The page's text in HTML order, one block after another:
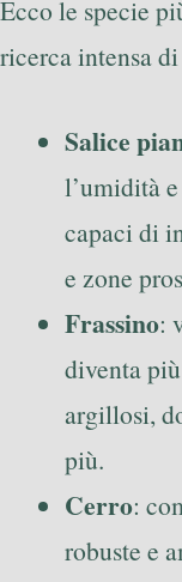
Ecco le specie
ricerca intensa
Salice
l’umidità
capaci di
e zone
Frassino:
diventa
argillosi,
più.
Cerro:
robuste e